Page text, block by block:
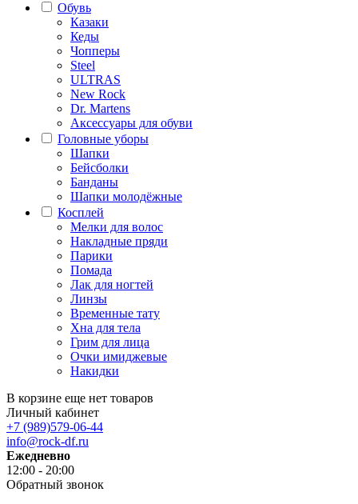
Обувь
Казаки
Кеды
Чопперы
Steel
ULTRAS
New Rock
Dr. Martens
Аксессуары для обуви
Головные уборы
Шапки
Бейсболки
Банданы
Шапки молодёжные
Косплей
Мелки для волос
Накладные пряди
Парики
Помада
Лак для ногтей
Линзы
Временные тату
Хна для тела
Грим для лица
Очки имиджевые
Накидки
В корзине еще нет товаров
Личный кабинет
+7 (989)579-06-44
info@rock-df.ru
Ежедневно
12:00 - 20:00
Обратный звонок